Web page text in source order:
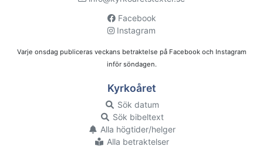
Facebook
Instagram
Varje onsdag publiceras veckans betraktelse på Facebook och Instagram
inför söndagen.
Kyrkoåret
Sök datum
Sök bibeltext
Alla högtider/helger
Alla betraktelser